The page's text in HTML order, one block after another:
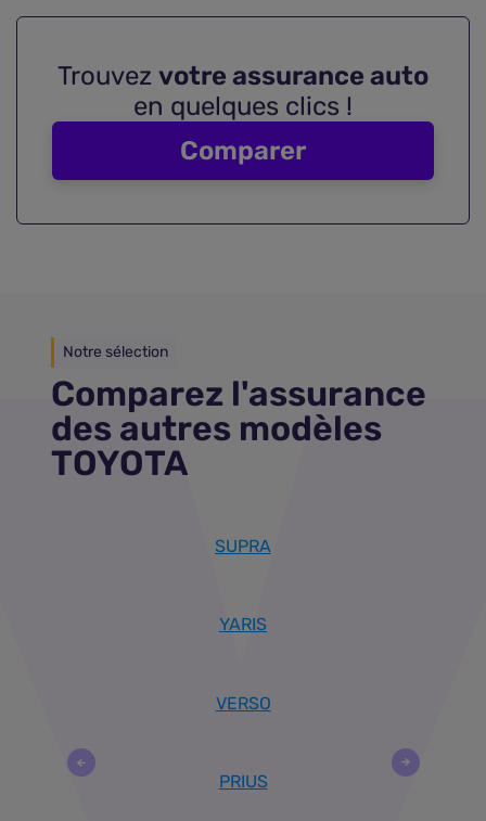
Trouvez votre assurance auto
en quelques clics !
Comparer
Notre sélection
Comparez l'assurance
des autres modèles
TOYOTA
SUPRA
YARIS
VERSO
PRIUS